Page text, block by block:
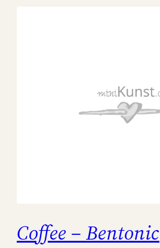
Coffee – Bentonic